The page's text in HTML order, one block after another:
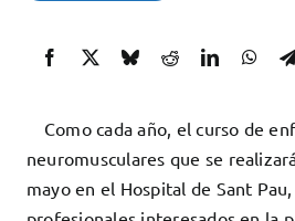
Cómo colaborar
Como cada año, el curso de
neuromusculares que se
mayo en el Hospital de Sant